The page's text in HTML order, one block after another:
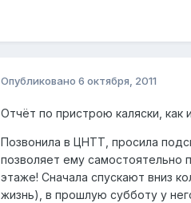
Опубликовано 6 октября, 2011
Отчёт по пристрою каляски, как
Позвонила в ЦНТТ, просила
позволяет ему самостоятельно
этаже! Сначала спускают вниз
жизнь), в прошлую субботу у